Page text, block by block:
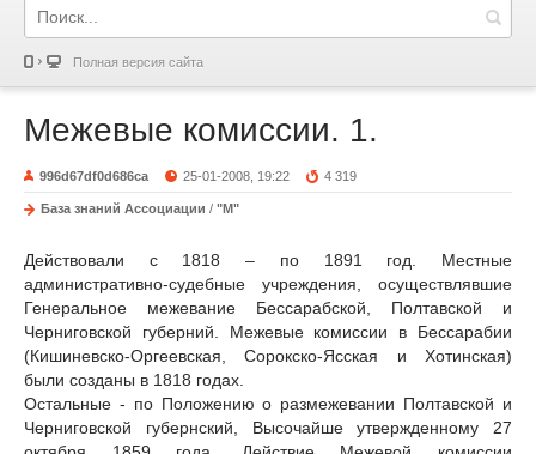
Полная версия сайта
Межевые комиссии. 1.
996d67df0d686ca 25-01-2008, 19:22 4 319
База знаний Ассоциации / "М"
Действовали с 1818 – по 1891 год. Местные
административно-судебные учреждения, осуществлявшие
Генеральное межевание Бессарабской, Полтавской и
Черниговской губерний. Межевые комиссии в Бессарабии
(Кишиневско-Оргеевская, Сорокско-Ясская и Хотинская)
были созданы в 1818 годах.
Остальные - по Положению о размежевании Полтавской и
Черниговской губернский, Высочайше утвержденному 27